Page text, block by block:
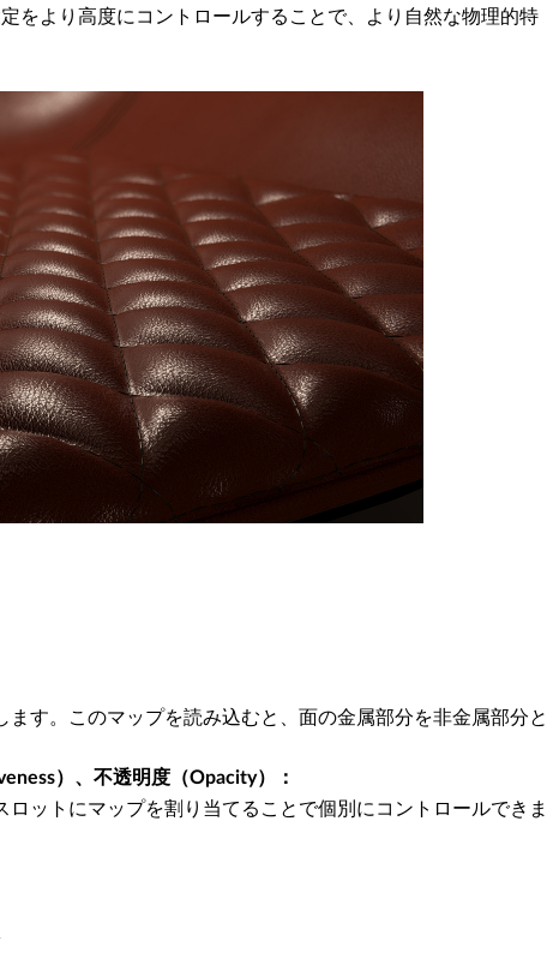
をより高度にコントロールすることで、より自然な物理的特
す。このマップを読み込むと、面の金属部分を非金属部分と
）、不透明度（Opacity）：
ットにマップを割り当てることで個別にコントロールできま